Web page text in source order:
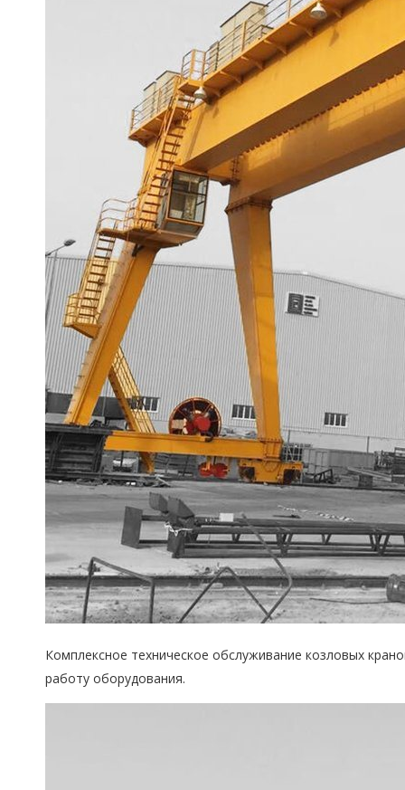
Комплексное техническое обслуживание козловых
работу оборудования.